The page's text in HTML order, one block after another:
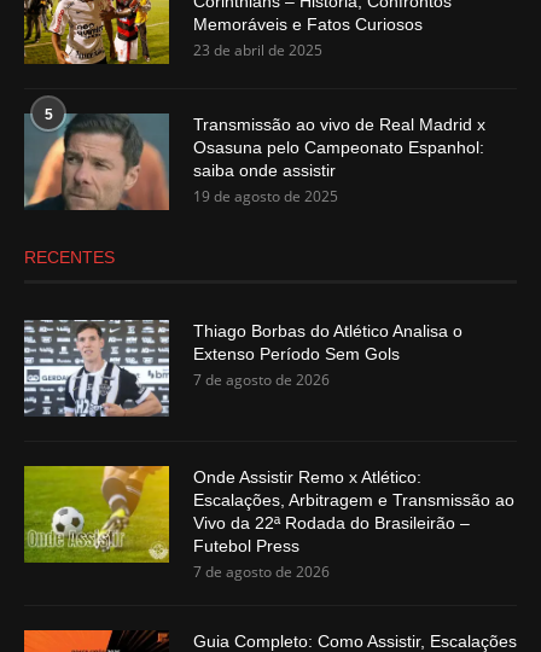
Memoráveis e Fatos Curiosos
23 de abril de 2025
5
Transmissão ao vivo de Real Madrid x
Osasuna pelo Campeonato Espanhol:
saiba onde assistir
19 de agosto de 2025
RECENTES
Thiago Borbas do Atlético Analisa o
Extenso Período Sem Gols
7 de agosto de 2026
Onde Assistir Remo x Atlético:
Escalações, Arbitragem e Transmissão ao
Vivo da 22ª Rodada do Brasileirão –
Futebol Press
7 de agosto de 2026
Guia Completo: Como Assistir, Escalações